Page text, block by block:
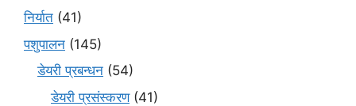
निर्यात (41)
पशुपालन (145)
डेयरी प्रबन्धन (54)
डेयरी प्रसंस्करण(41)